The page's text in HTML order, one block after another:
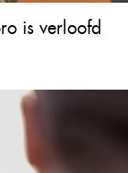
is verloofd